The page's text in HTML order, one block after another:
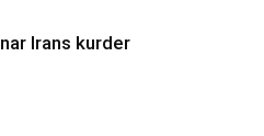
Irans kurder